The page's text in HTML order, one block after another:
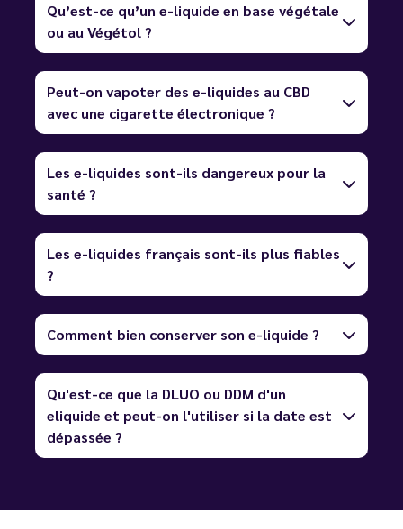
Qu’est-ce qu’un e-liquide en base végétale
ou au Végétol ?
Peut-on vapoter des e-liquides au CBD
avec une cigarette électronique ?
Les e-liquides sont-ils dangereux pour la
santé ?
Les e-liquides français sont-ils plus fiables
?
Comment bien conserver son e-liquide ?
Qu'est-ce que la DLUO ou DDM d'un
eliquide et peut-on l'utiliser si la date est
dépassée ?